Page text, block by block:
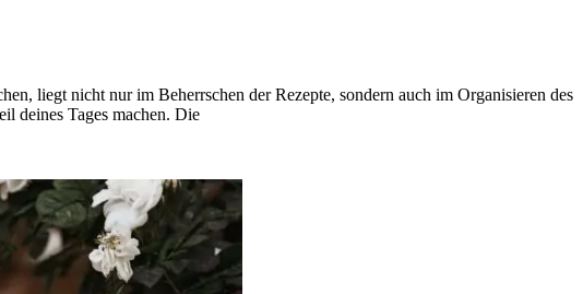
liegt nicht nur im Beherrschen der Rezepte, sondern auch im Organisieren des
deines Tages machen. Die